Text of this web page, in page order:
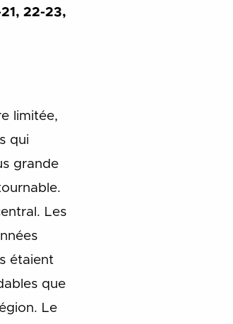
22-23,
limitée,
qui
grande
Les
étaient
que
Le